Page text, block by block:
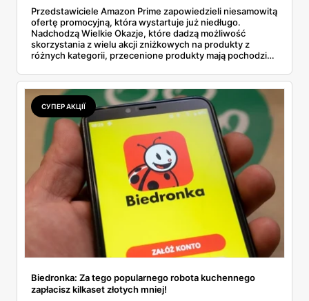
Przedstawiciele Amazon Prime zapowiedzieli niesamowitą
ofertę promocyjną, która wystartuje już niedługo.
Nadchodzą Wielkie Okazje, które dadzą możliwość
skorzystania z wielu akcji zniżkowych na produkty z
różnych kategorii, przecenione produkty mają pochodzić
rabatów? Co kupisz taniej? Dowiedz się wszystkich
szczegółów.
СУПЕР АКЦІЇ
Biedronka: Za tego popularnego robota kuchennego
zapłacisz kilkaset złotych mniej!